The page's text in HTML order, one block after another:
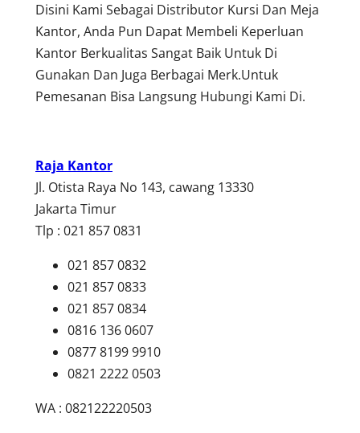
Disini Kami Sebagai Distributor Kursi Dan Meja
Kantor, Anda Pun Dapat Membeli Keperluan
Kantor Berkualitas Sangat Baik Untuk Di
Gunakan Dan Juga Berbagai Merk.Untuk
Pemesanan Bisa Langsung Hubungi Kami Di.
Raja Kantor
Jl. Otista Raya No 143, cawang 13330
Jakarta Timur
Tlp : 021 857 0831
021 857 0832
021 857 0833
021 857 0834
0816 136 0607
0877 8199 9910
0821 2222 0503
WA : 082122220503